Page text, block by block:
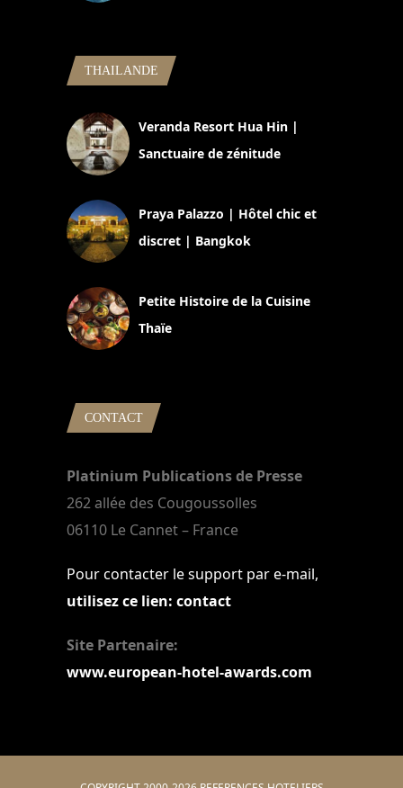
THAILANDE
Veranda Resort Hua Hin |
Sanctuaire de zénitude
Praya Palazzo | Hôtel chic et
discret | Bangkok
Petite Histoire de la Cuisine
Thaïe
CONTACT
Platinium Publications de Presse
262 allée des Cougoussolles
06110 Le Cannet – France
Pour contacter le support par e-mail,
utilisez ce lien: contact
Site Partenaire:
www.european-hotel-awards.com